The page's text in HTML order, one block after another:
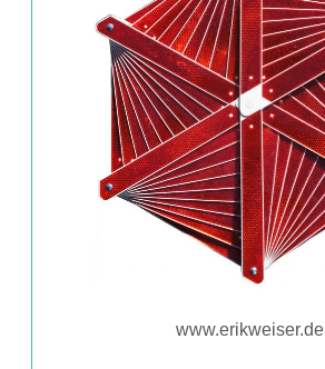
www.erikweiser.de